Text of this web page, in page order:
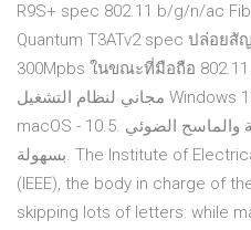
R9S+ spec 802.11 b/g/n/ac
Quantum T3ATv2 spec ปล่อย
300Mpbs ในขณะที่มือถือ 802.11 تنزيل برنامج تشغيل Epson L565
مجاني لنظام التشغيل Windows 10 و 8.1 و 8 و 7 و Vista و XP و
macOS - 10.5. برامج تشغيل لتثبيت الطابعة والماسح الضوئي
بسهولة. The Institute of Electrical and Electronics Engineers
(IEEE), the body in charge of
skipping lots of letters: while